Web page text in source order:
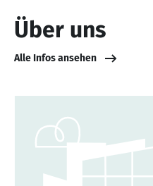
Über uns
Alle Infos ansehen